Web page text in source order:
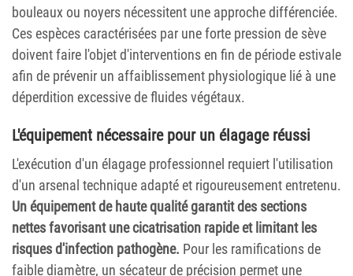
bouleaux ou noyers nécessitent une approche différenciée.
Ces espèces caractérisées par une forte pression de sève
doivent faire l'objet d'interventions en fin de période estivale
afin de prévenir un affaiblissement physiologique lié à une
déperdition excessive de fluides végétaux.
L'équipement nécessaire pour un élagage réussi
L'exécution d'un élagage professionnel requiert l'utilisation
d'un arsenal technique adapté et rigoureusement entretenu.
Un équipement de haute qualité garantit des sections
nettes favorisant une cicatrisation rapide et limitant les
risques d'infection pathogène. Pour les ramifications de
faible diamètre, un sécateur de précision permet une